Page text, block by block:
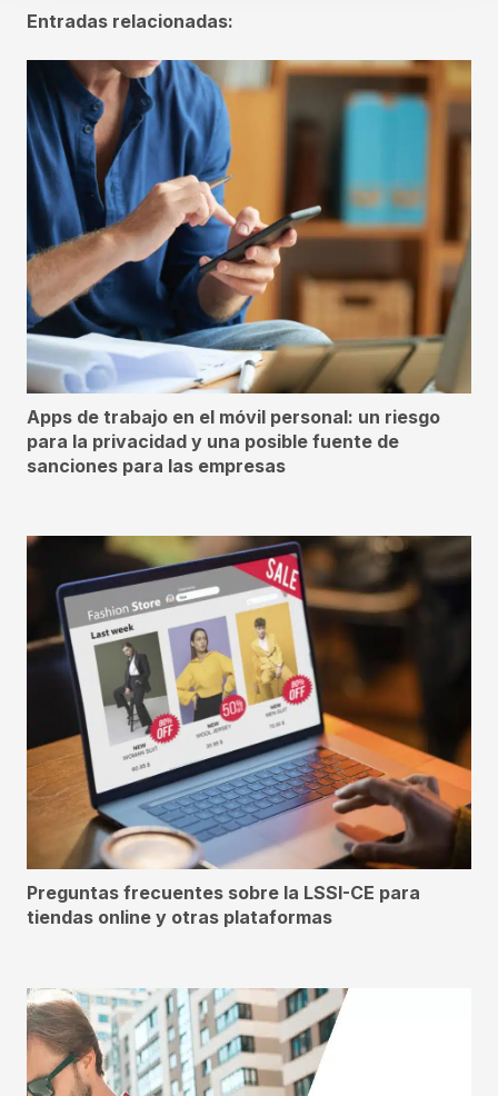
Entradas relacionadas:
Apps de trabajo en el móvil personal: un riesgo
para la privacidad y una posible fuente de
sanciones para las empresas
Preguntas frecuentes sobre la LSSI-CE para
tiendas online y otras plataformas